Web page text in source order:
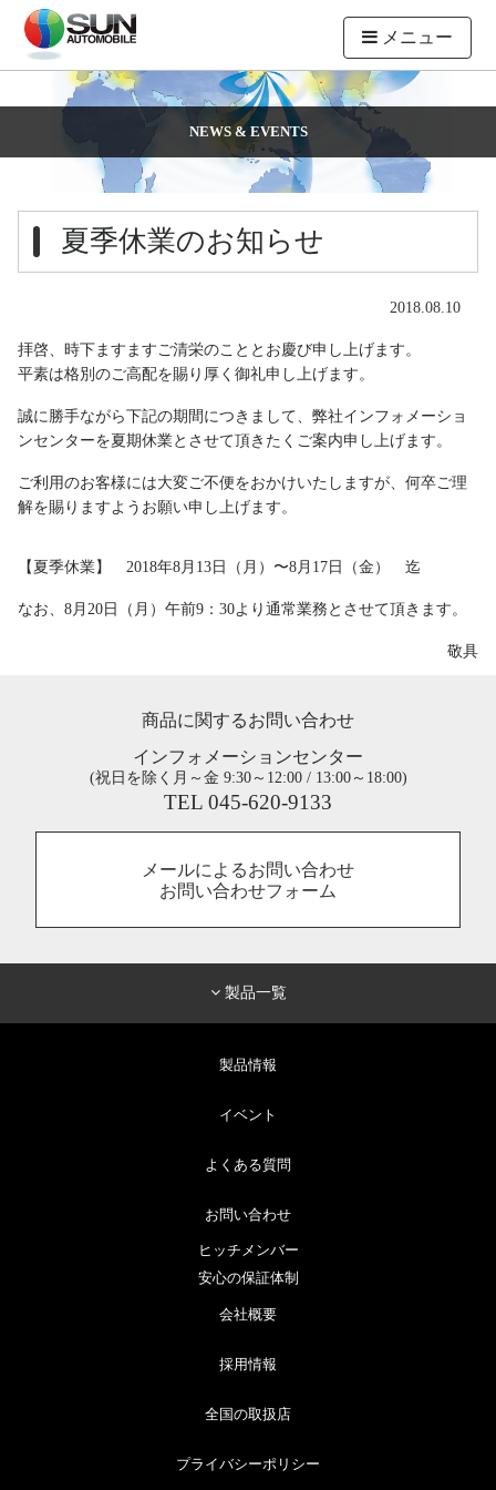
メニュー
NEWS & EVENTS
夏季休業のお知らせ
2018.08.10
拝啓、時下ますますご清栄のこととお慶び申し上げます。
平素は格別のご高配を賜り厚く御礼申し上げます。
誠に勝手ながら下記の期間につきまして、弊社インフォメーショ
ンセンターを夏期休業とさせて頂きたくご案内申し上げます。
ご利用のお客様には大変ご不便をおかけいたしますが、何卒ご理
解を賜りますようお願い申し上げます。
【夏季休業】 2018年8月13日（月）〜8月17日（金） 迄
なお、8月20日（月）午前9：30より通常業務とさせて頂きます。
敬具
商品に関するお問い合わせ
インフォメーションセンター
(祝日を除く月～金 9:30～12:00 / 13:00～18:00)
TEL 045-620-9133
メールによるお問い合わせ
お問い合わせフォーム
製品一覧
製品情報
イベント
よくある質問
お問い合わせ
ヒッチメンバー
安心の保証体制
会社概要
採用情報
全国の取扱店
プライバシーポリシー